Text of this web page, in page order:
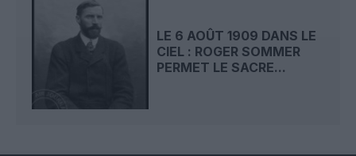
LE 6 AOÛT 1909 DANS LE
CIEL : ROGER SOMMER
PERMET LE SACRE...